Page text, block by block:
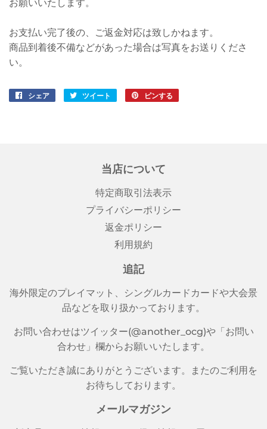
お願いいたします。
お支払い完了後の、ご返金対応は致しかねます。
商品到着後不備などがあった場合は写真をお送りくださ
い。
シェア
Facebookツイート
Twitter
ピンする
当店について
特定商取引法表示
プライバシーポリシー
返金ポリシー
利用規約
追記
海外限定のプレイマット、シングルカードカードや大会景
品などを取り扱かっております。
お問い合わせはツイッター(@another_ocg)や「お問い
合わせ」欄からお願いいたします。
ご覧いただき誠にありがとうございます。またのご利用を
お待ちしております。
メールマガジン